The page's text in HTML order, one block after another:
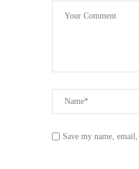
Save my name,